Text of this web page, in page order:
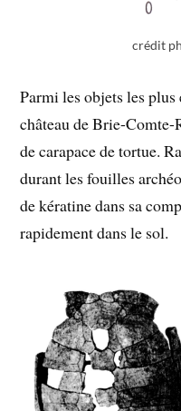
crédit
Parmi les objets les
château de Brie-
de carapace de tortue.
durant les fouilles
de kératine dans sa
rapidement dans le sol.